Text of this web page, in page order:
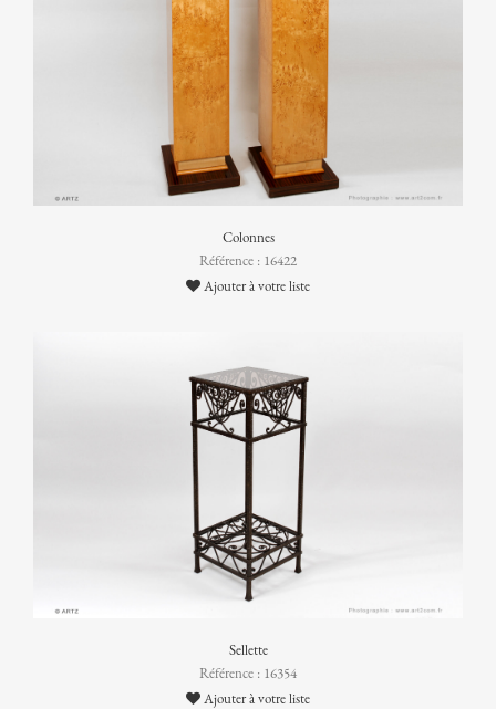
Colonnes
Référence : 16422
Ajouter à votre liste
Sellette
Référence : 16354
Ajouter à votre liste